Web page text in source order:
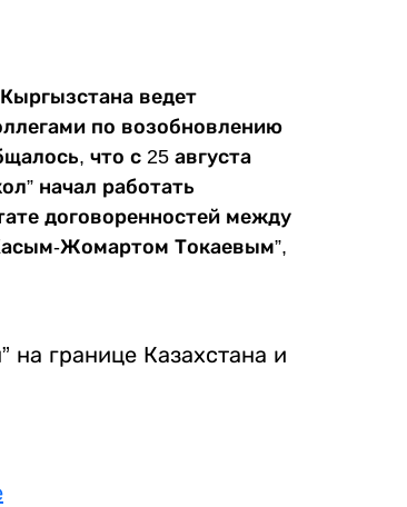
ведет
по возобновлению
что с 25 августа
начал работать
договоренностей между
Жомартом Токаевым”,
на границе Казахстана и